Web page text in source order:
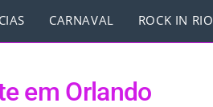
CARNAVAL ROCK IN RIO
em Orlando